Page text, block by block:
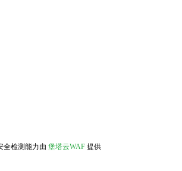
全检测能力由 堡塔云WAF 提供